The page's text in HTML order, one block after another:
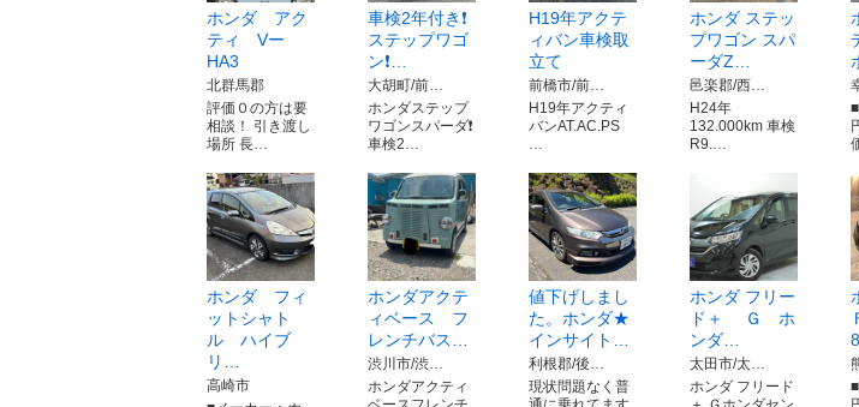
ホンダ アク
ティ Vー
HA3
北群馬郡
評価０の方は要
相談！ 引き渡し
場所 長…
車検2年付き❗️
ステップワゴ
ン❗️…
大胡町/前…
ホンダステップ
ワゴンスパーダ❗️
車検2…
H19年アクテ
ィバン車検取
立て
前橋市/前…
H19年アクティ
バンAT.AC.PS
…
ホンダ ステッ
プワゴン スパ
ーダZ…
邑楽郡/西…
H24年
132.000km 車検
R9.…
ホンダ フィ
ットシャト
ル ハイブ
リ…
高崎市
ホンダアクテ
ィベース フ
レンチバス…
渋川市/渋…
ホンダアクティ
値下げしまし
た。ホンダ★
インサイト…
利根郡/後…
現状問題なく普
ホンダ フリー
ド＋ Ｇ ホ
ンダ…
太田市/太…
ホンダ フリード